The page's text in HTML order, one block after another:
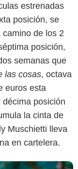
estrenadas
posición, se
de los 2
posición,
semanas que
las cosas, octava
euros esta
décima posición
la cinta de
Muschietti lleva
en cartelera.